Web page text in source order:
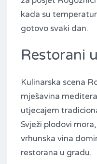
kada su
gotovo svaki dan.
Restorani
Kulinarska scena
mješavina
utjecajem
Svježi plodovi
vrhunska vina
restorana u gradu.